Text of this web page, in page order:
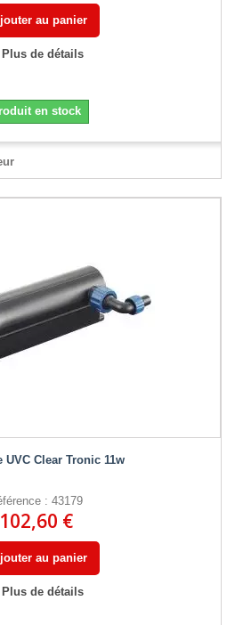
au panier
Plus de détails
en stock
UVC Clear Tronic 11w
: 43179
102,60 €
au panier
Plus de détails